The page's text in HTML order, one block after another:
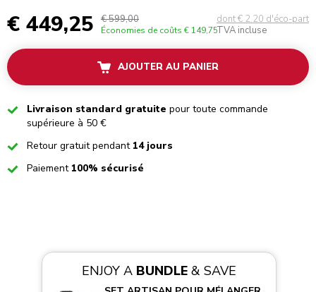
€ 449,25 € 599,00
Économies de coûts € 149,75
dont € 2.20 d'éco-part
TVA incluse
AJOUTER AU PANIER
CheckedLivraison standard gratuite pour toute commande
supérieure à 50 €
CheckedRetour gratuit pendant 14 jours
CheckedPaiement 100% sécurisé
ENJOY A BUNDLE& SAVE